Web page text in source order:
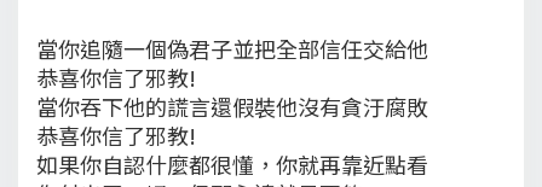
當你追隨一個偽君子並把全部信任交給他
恭喜你信了邪教!
當你吞下他的謊言還假裝他沒有貪汙腐敗
恭喜你信了邪教!
如果你自認什麼都很懂，你就再靠近點看